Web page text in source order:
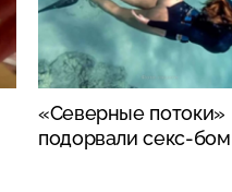
«Северные потоки»
подорвали секс-